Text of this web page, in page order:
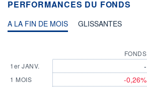
PERFORMANCES DU FONDS
A LA FIN DE MOIS GLISSANTES
1er JANV.
1 MOIS
FONDS
-
-0,26%